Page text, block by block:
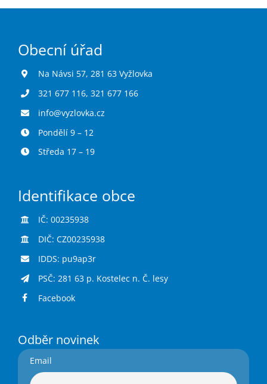
Obecní úřad
Na Návsi 57, 281 63 Vyžlovka
321 677 116, 321 677 166
info@vyzlovka.cz
Pondělí 9 – 12
Středa 17 – 19
Identifikace obce
IČ: 00235938
DIČ: CZ00235938
IDDS: pu9ap3r
PSČ: 281 63 p. Kostelec n. Č. lesy
Facebook
Odběr novinek
Email